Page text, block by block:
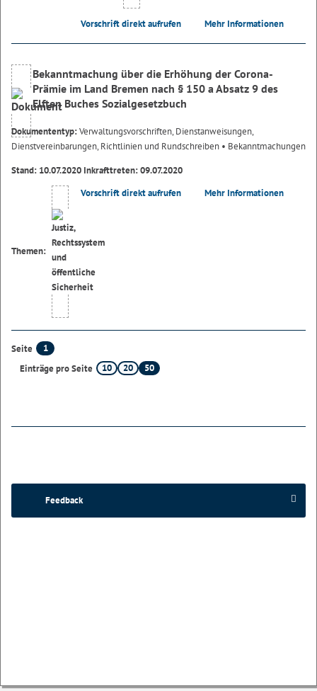
Vorschrift direkt aufrufen Mehr Informationen
Bekanntmachung über die Erhöhung der Corona-
Prämie im Land Bremen nach § 150 a Absatz 9 des
Elften Buches Sozialgesetzbuch
Dokumententyp:Verwaltungsvorschriften, Dienstanweisungen,
Dienstvereinbarungen, Richtlinien und Rundschreiben • Bekanntmachungen
Stand: 10.07.2020 Inkrafttreten: 09.07.2020
Themen:
Vorschrift direkt aufrufen Mehr Informationen
Seite
1
Einträge pro Seite
10 20 50
Feedback